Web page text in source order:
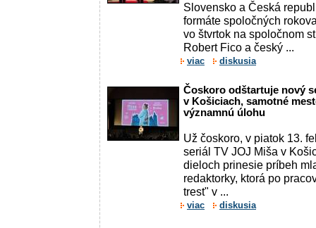
Slovensko a Česká
formáte spoločných
vo štvrtok na spoločnom
Robert Fico a český ...
viac diskusia
Čoskoro odštartuje nový
v Košiciach, samotné
významnú úlohu
Už čoskoro, v piatok 13.
seriál TV JOJ Miša v
dieloch prinesie príbeh
redaktorky, ktorá po
trest" v ...
viac diskusia